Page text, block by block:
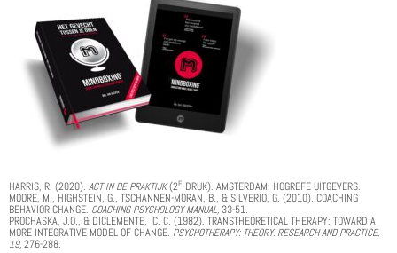
HARRIS, R. (2020). ACT IN DE PRAKTIJK(2E DRUK). AMSTERDAM: HOGREFE UITGEVERS.
MOORE, M., HIGHSTEIN, G., TSCHANNEN-MORAN, B., & SILVERIO, G. (2010). COACHING
BEHAVIOR CHANGE. COACHING PSYCHOLOGY MANUAL, 33-51.
PROCHASKA, J.O., & DICLEMENTE, C. C. (1982). TRANSTHEORETICAL THERAPY: TOWARD A
MORE INTEGRATIVE MODEL OF CHANGE. PSYCHOTHERAPY: THEORY. RESEARCH AND PRACTICE,
19, 276-288.